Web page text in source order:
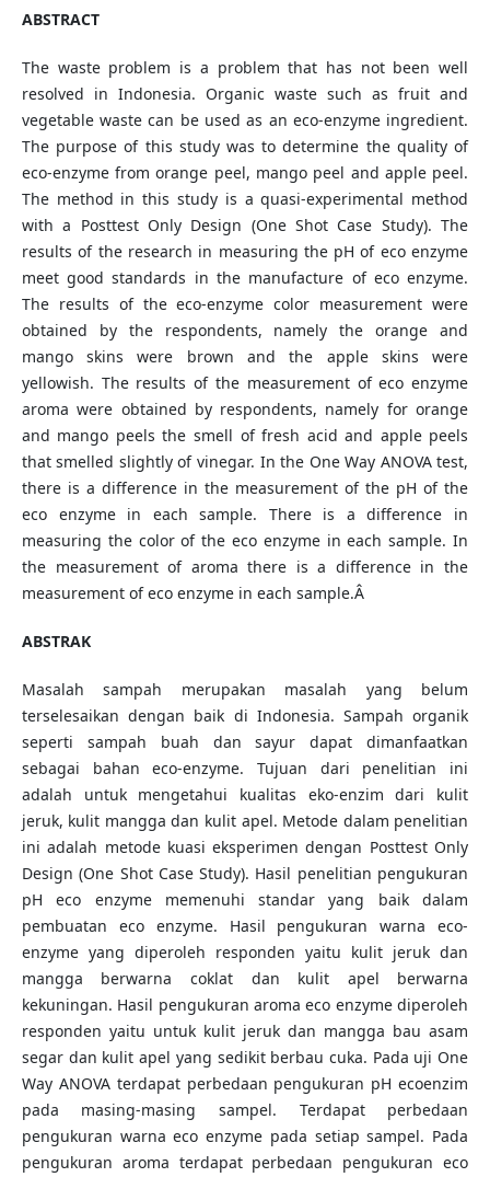
ABSTRACT
The waste problem is a problem that has not been well
resolved in Indonesia. Organic waste such as fruit and
vegetable waste can be used as an eco-enzyme ingredient.
The purpose of this study was to determine the quality of
eco-enzyme from orange peel, mango peel and apple peel.
The method in this study is a quasi-experimental method
with a Posttest Only Design (One Shot Case Study). The
results of the research in measuring the pH of eco enzyme
meet good standards in the manufacture of eco enzyme.
The results of the eco-enzyme color measurement were
obtained by the respondents, namely the orange and
mango skins were brown and the apple skins were
yellowish. The results of the measurement of eco enzyme
aroma were obtained by respondents, namely for orange
and mango peels the smell of fresh acid and apple peels
that smelled slightly of vinegar. In the One Way ANOVA test,
there is a difference in the measurement of the pH of the
eco enzyme in each sample. There is a difference in
measuring the color of the eco enzyme in each sample. In
the measurement of aroma there is a difference in the
measurement of eco enzyme in each sample.Â
ABSTRAK
Masalah sampah merupakan masalah yang belum
terselesaikan dengan baik di Indonesia. Sampah organik
seperti sampah buah dan sayur dapat dimanfaatkan
sebagai bahan eco-enzyme. Tujuan dari penelitian ini
adalah untuk mengetahui kualitas eko-enzim dari kulit
jeruk, kulit mangga dan kulit apel. Metode dalam penelitian
ini adalah metode kuasi eksperimen dengan Posttest Only
Design (One Shot Case Study). Hasil penelitian pengukuran
pH eco enzyme memenuhi standar yang baik dalam
pembuatan eco enzyme. Hasil pengukuran warna eco-
enzyme yang diperoleh responden yaitu kulit jeruk dan
mangga berwarna coklat dan kulit apel berwarna
kekuningan. Hasil pengukuran aroma eco enzyme diperoleh
responden yaitu untuk kulit jeruk dan mangga bau asam
segar dan kulit apel yang sedikit berbau cuka. Pada uji One
Way ANOVA terdapat perbedaan pengukuran pH ecoenzim
pada masing-masing sampel. Terdapat perbedaan
pengukuran warna eco enzyme pada setiap sampel. Pada
pengukuran aroma terdapat perbedaan pengukuran eco